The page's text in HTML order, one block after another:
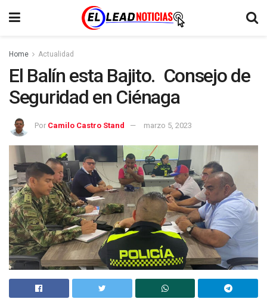
Home Actualidad
El Balín esta Bajito. Consejo de
Seguridad en Ciénaga
Por Camilo Castro Stand marzo 5, 2023